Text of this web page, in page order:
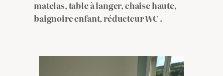
matelas, table à langer, chaise haute,
baignoire enfant, réducteur WC .